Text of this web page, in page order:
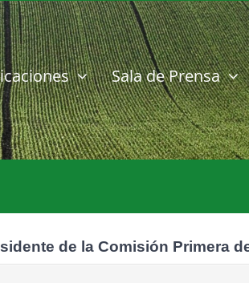
Sala de Prensa
de la Comisión Primera